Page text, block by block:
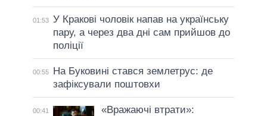
01:53 У Кракові чоловік напав на українську
пару, а через два дні сам прийшов до
поліції
00:55
На Буковині стався землетрус: де
зафіксували поштовхи
00:41
«Вражаючі втрати»: